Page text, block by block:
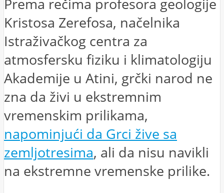
Prema rečima profesora geologije
Kristosa Zerefosa, načelnika
Istraživačkog centra za
atmosfersku fiziku i klimatologiju
Akademije u Atini, grčki narod ne
zna da živi u ekstremnim
vremenskim prilikama,
napominjući da Grci žive sa
zemljotresima, ali da nisu navikli
na ekstremne vremenske prilike.